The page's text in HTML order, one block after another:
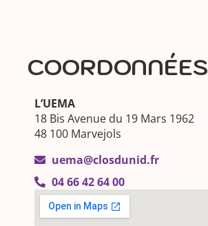
COORDONNÉES
L’UEMA
18 Bis Avenue du 19 Mars 1962
48 100 Marvejols
uema@closdunid.fr
04 66 42 64 00